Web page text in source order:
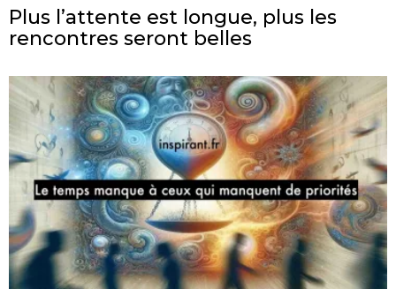
Plus l’attente est longue, plus les
rencontres seront belles